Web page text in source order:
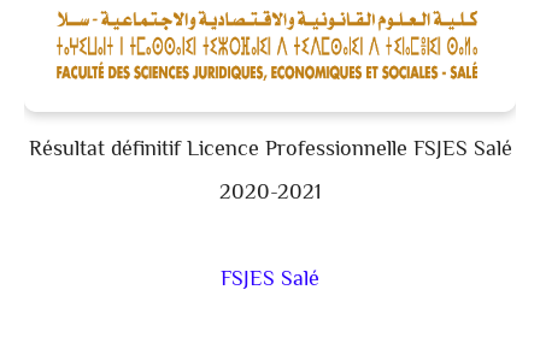
Résultat définitif Licence Professionnelle FSJES Salé
2020-2021
FSJES Salé